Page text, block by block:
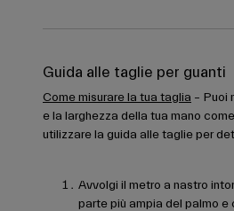
Guida alle taglie per guanti
Come misurare la tua taglia – Puoi
e la larghezza della tua mano
utilizzare la guida alle taglie per
Avvolgi il metro a nastro
parte più ampia del palmo e